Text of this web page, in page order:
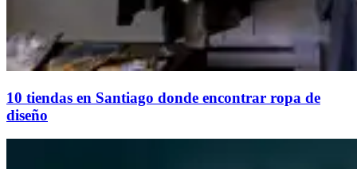
10 tiendas en Santiago donde encontrar ropa de
diseño